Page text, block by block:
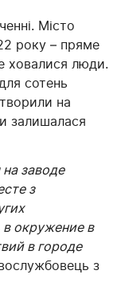
Місто
року – пряме
ховалися люди.
сотень
на
залишалася
заводе
з
в окружение в
в городе
з